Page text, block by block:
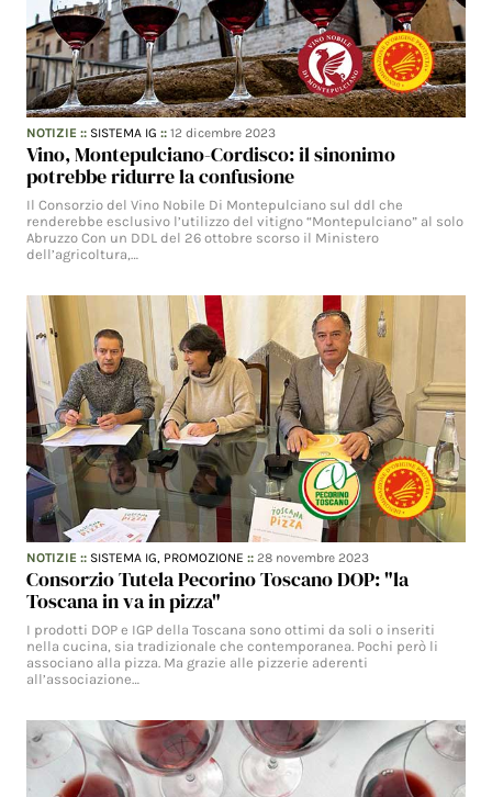
NOTIZIE :: SISTEMA IG ::12 dicembre 2023
Vino, Montepulciano-Cordisco: il sinonimo
potrebbe ridurre la confusione
Il Consorzio del Vino Nobile Di Montepulciano sul ddl che
renderebbe esclusivo l’utilizzo del vitigno “Montepulciano” al solo
Abruzzo Con un DDL del 26 ottobre scorso il Ministero
dell’agricoltura,…
NOTIZIE :: SISTEMA IG, PROMOZIONE ::28 novembre 2023
Consorzio Tutela Pecorino Toscano DOP: "la
Toscana in va in pizza"
I prodotti DOP e IGP della Toscana sono ottimi da soli o inseriti
nella cucina, sia tradizionale che contemporanea. Pochi però li
associano alla pizza. Ma grazie alle pizzerie aderenti
all’associazione…